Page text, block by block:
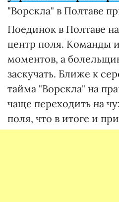
"Ворскла" в Полтаве
Поединок в Полтаве
центр поля. Команды
моментов, а
заскучать. Ближе к
тайма "Ворскла" на
чаще переходить на
поля, что в итоге и